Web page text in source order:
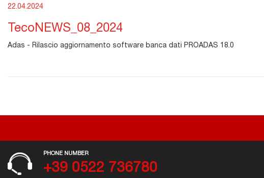
22.04.2024
TecoNEWS_08_2024
Adas - Rilascio aggiornamento software banca dati PROADAS 18.0
PHONE NUMBER
+39 0522 736780